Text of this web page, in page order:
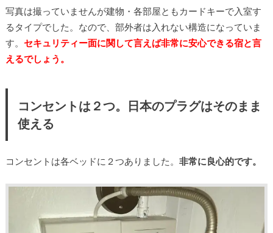
写真は撮っていませんが建物・各部屋ともカードキーで入室す
るタイプでした。なので、部外者は入れない構造になっていま
す。 セキュリティー面に関して言えば非常に安心できる宿と言
えるでしょう。
コンセントは２つ。日本のプラグはそのまま
使える
コンセントは各ベッドに２つありました。 非常に良心的です。